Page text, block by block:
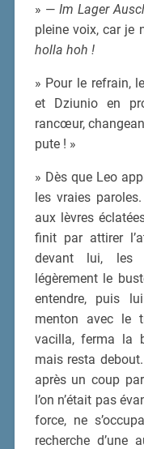
» — Im Lager
pleine voix, car je
holla hoh !
» Pour le refrain,
et Dziunio en
rancœur,
pute ! »
» Dès que Leo
les vraies
aux lèvres
finit par attirer
devant lui, les
légèrement le
entendre, puis
menton avec le
vacilla, ferma la
mais resta
après un coup
l’on n’était pas
force, ne
recherche d’une